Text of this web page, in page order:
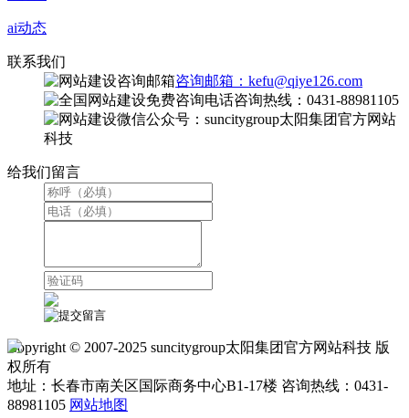
ai动态
联系我们
咨询邮箱：kefu@qiye126.com
咨询热线：0431-88981105
微信公众号：suncitygroup太阳集团官方网站
科技
给我们留言
Copyright © 2007-2025 suncitygroup太阳集团官方网站科技 版
权所有
地址：长春市南关区国际商务中心B1-17楼 咨询热线：0431-
88981105 网站地图